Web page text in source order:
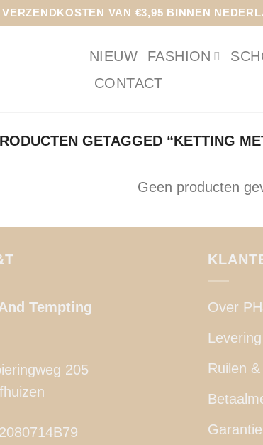
VAN €3,95 BINNEN
NIEUW FASHION
CONTACT
GETAGGED “KETTING
Geen producten
Tempting
205
Over
Levering
Ruilen
Garantie